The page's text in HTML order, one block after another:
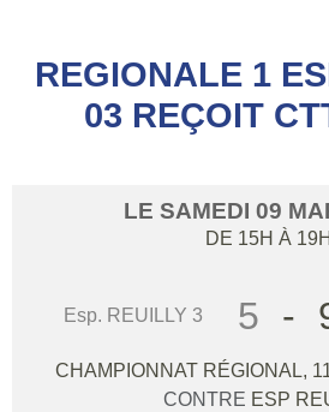
REGIONALE 1
03 REÇOIT
LE SAMEDI 09
DE 15H À 19H
Esp. REUILLY 3 5 -
CHAMPIONNAT RÉGIONAL,
CONTRE ESP